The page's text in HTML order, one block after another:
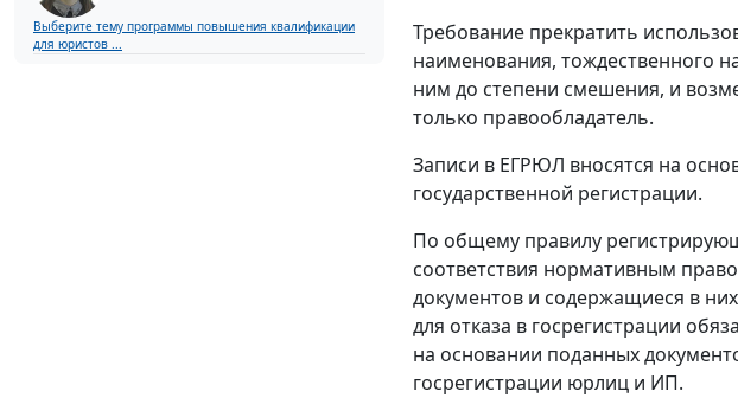
Выберите тему программы повышения квалификации
для юристов ...
Требование прекратить
наименования, тождественного
ним до степени смешения, и
только правообладатель.
Записи в ЕГРЮЛ вносятся на
государственной регистрации.
По общему правилу
соответствия нормативным
документов и содержащиеся в
для отказа в госрегистрации
на основании поданных
госрегистрации юрлиц и ИП.